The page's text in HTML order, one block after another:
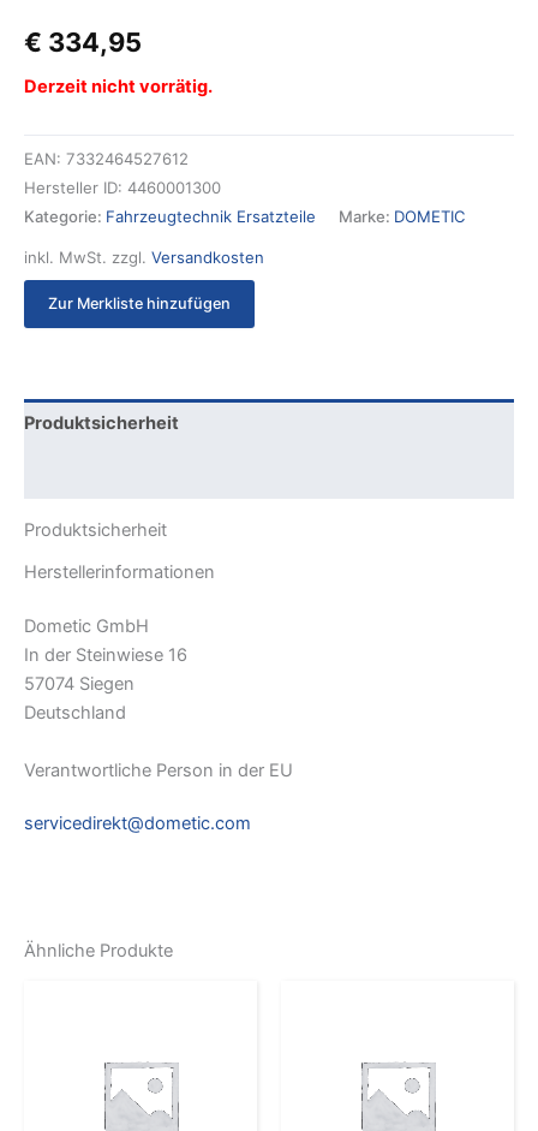
€ 334,95
Derzeit nicht vorrätig.
EAN: 7332464527612
Hersteller ID: 4460001300
Kategorie: Fahrzeugtechnik Ersatzteile Marke: DOMETIC
inkl. MwSt. zzgl. Versandkosten
Zur Merkliste hinzufügen
Produktsicherheit
Produktsicherheit
Herstellerinformationen
Dometic GmbH
In der Steinwiese 16
57074 Siegen
Deutschland
Verantwortliche Person in der EU
servicedirekt@dometic.com
Ähnliche Produkte